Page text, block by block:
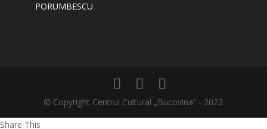
PORUMBESCU
© Copyright Centrul Cultural „Bucovina” - 2022
Share This